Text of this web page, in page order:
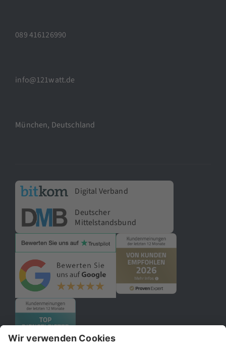
089 416126990
info@121watt.de
München, Deutschland
Digital Verband
Deutscher
Mittelstandsbund